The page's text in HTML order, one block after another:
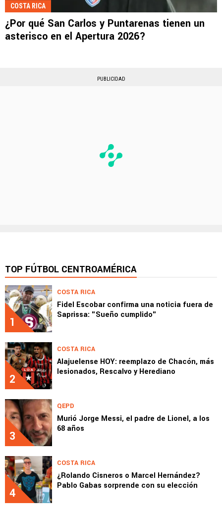
COSTA RICA
¿Por qué San Carlos y Puntarenas tienen un
asterisco en el Apertura 2026?
PUBLICIDAD
TOP FÚTBOL CENTROAMÉRICA
1
COSTA RICA
Fidel Escobar confirma una noticia fuera de
Saprissa: "Sueño cumplido"
2
COSTA RICA
Alajuelense HOY: reemplazo de Chacón, más
lesionados, Rescalvo y Herediano
3
QEPD
Murió Jorge Messi, el padre de Lionel, a los
68 años
4
COSTA RICA
¿Rolando Cisneros o Marcel Hernández?
Pablo Gabas sorprende con su elección